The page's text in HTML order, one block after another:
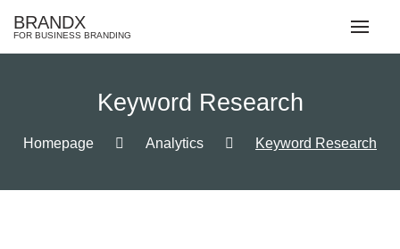
content
BRANDX
FOR BUSINESS BRANDING
Keyword Research
Homepage Analytics Keyword Research